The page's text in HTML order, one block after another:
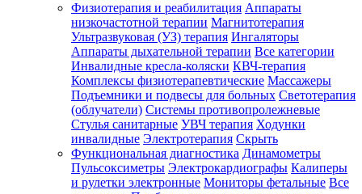
Физиотерапия и реабилитация Аппараты
низкочастотной терапии Магнитотерапия
Ультразвуковая (УЗ) терапия Ингаляторы
Аппараты дыхательной терапии Все категории
Инвалидные кресла-коляски КВЧ-терапия
Комплексы физиотерапевтические Массажеры
Подъемники и подвесы для больных Светотерапия
(облучатели) Системы противопролежневые
Стулья санитарные УВЧ терапия Ходунки
инвалидные Электротерапия Скрыть
Функциональная диагностика Динамометры
Пульсоксиметры Электрокардиографы Калиперы
и рулетки электронные Мониторы фетальные Все